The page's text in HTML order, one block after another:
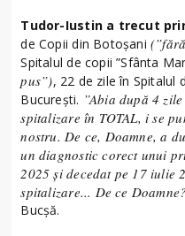
Tudor-Iustin a trecut
de Copii din Botoșani
Spitalul de copii ”Sfânta
pus”), 22 de zile în Spitalul
București. ”Abia după 4
spitalizare în TOTAL, i se
nostru. De ce, Doamne, a
un diagnostic corect unui
2025 și decedat pe 17 iulie
spitalizare... De ce
Bucșă.